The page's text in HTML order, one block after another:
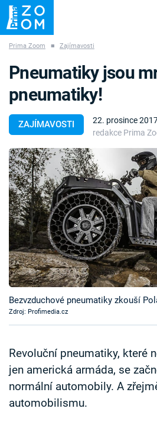
ZÁHADY VETŘELCI DÁVNOVĚKU
Témata
Témata
Pořady
TV Program
Časopis
Sledujte prima+
Sledujte nás
Prima Zoom ■ Zajímavosti
ZAJÍMAVOSTI
22. prosince
redakce Prima
Pneumatiky jsou
pneumatiky!
Bezvzduchové pneumatiky zkouší
Zdroj: Profimedia.cz
Revoluční pneumatiky, které
jen americká armáda, se
normální automobily. A
automobilismu.